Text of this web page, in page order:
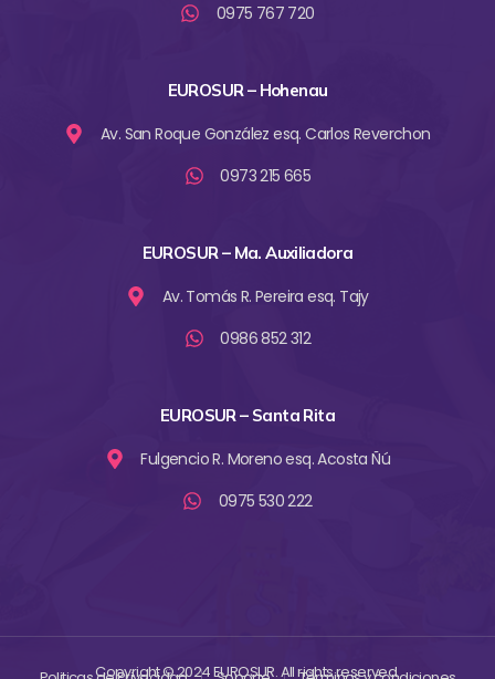
0975 767 720
EUROSUR – Hohenau
Av. San Roque González esq. Carlos Reverchon
0973 215 665
EUROSUR – Ma. Auxiliadora
Av. Tomás R. Pereira esq. Tajy
0986 852 312
EUROSUR – Santa Rita
Fulgencio R. Moreno esq. Acosta Ñú
0975 530 222
Copyright © 2024 EUROSUR. All rights reserved.